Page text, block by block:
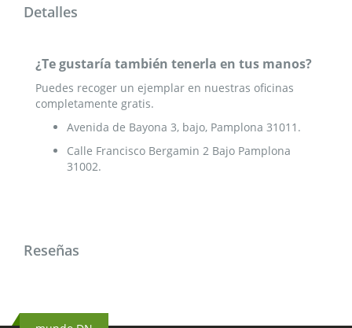
Detalles
¿Te gustaría también tenerla en tus manos?
Puedes recoger un ejemplar en nuestras oficinas
completamente gratis.
Avenida de Bayona 3, bajo, Pamplona 31011.
Calle Francisco Bergamin 2 Bajo Pamplona
31002.
Reseñas